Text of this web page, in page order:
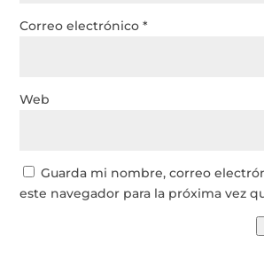
Correo electrónico*
Web
Guarda mi nombre, correo
este navegador para la próxima vez